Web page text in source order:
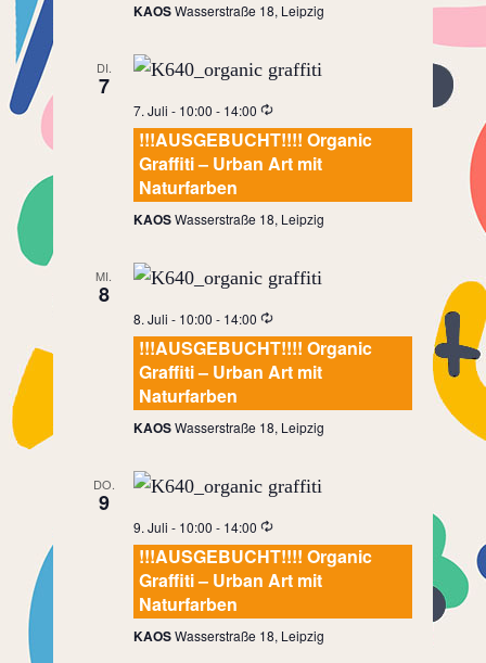
KAOSWasserstraße 18, Leipzig
DI.
7
7. Juli - 10:00 - 14:00
!!!AUSGEBUCHT!!!! Organic
Graffiti – Urban Art mit
Naturfarben
KAOSWasserstraße 18, Leipzig
MI.
8
8. Juli - 10:00 - 14:00
!!!AUSGEBUCHT!!!! Organic
Graffiti – Urban Art mit
Naturfarben
KAOSWasserstraße 18, Leipzig
DO.
9
9. Juli - 10:00 - 14:00
!!!AUSGEBUCHT!!!! Organic
Graffiti – Urban Art mit
Naturfarben
KAOSWasserstraße 18, Leipzig